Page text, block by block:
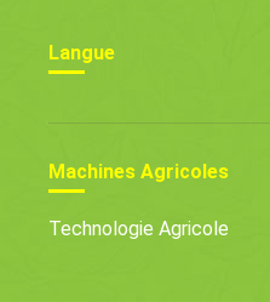
Langue
Machines Agricoles
Technologie Agricole